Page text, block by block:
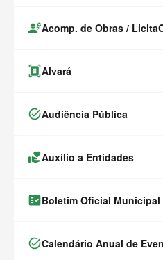
engineeringAcomp. de Obras /
document_scannerAlvará
task_altAudiência Pública
volunteer_activismAuxílio a Entidades
fact_checkBoletim Oficial Municipal
task_altCalendário Anual de